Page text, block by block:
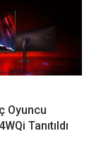
Oyuncu
Tanıtıldı